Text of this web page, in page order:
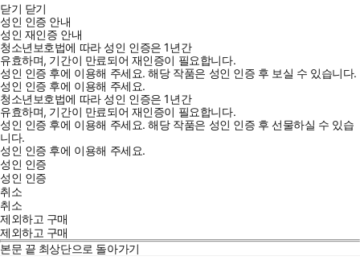
닫기 닫기
성인 인증 안내
성인 재인증 안내
청소년보호법에 따라 성인 인증은 1년간
유효하며, 기간이 만료되어 재인증이 필요합니다.
성인 인증 후에 이용해 주세요.해당 작품은 성인 인증 후 보실 수 있습니다.
성인 인증 후에 이용해 주세요.
청소년보호법에 따라 성인 인증은 1년간
유효하며, 기간이 만료되어 재인증이 필요합니다.
성인 인증 후에 이용해 주세요.해당 작품은 성인 인증 후 선물하실 수 있습
니다.
성인 인증 후에 이용해 주세요.
성인 인증
성인 인증
취소
취소
제외하고 구매
제외하고 구매
본문 끝 최상단으로 돌아가기